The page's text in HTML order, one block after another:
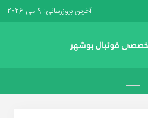
آخرین بروزرسانی: 9 می 2026